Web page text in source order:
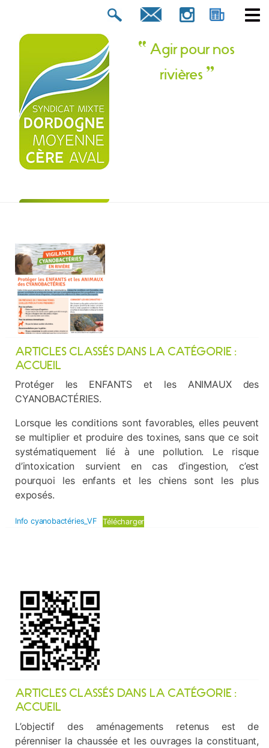
Agir pour nos
rivières
Rechercher :
ARTICLES CLASSÉS DANS LA CATÉGORIE :
ACCUEIL
Protéger les ENFANTS et les ANIMAUX des
CYANOBACTÉRIES.
Lorsque les conditions sont favorables, elles peuvent
se multiplier et produire des toxines, sans que ce soit
systématiquement lié à une pollution. Le risque
d’intoxication survient en cas d’ingestion, c’est
pourquoi les enfants et les chiens sont les plus
exposés.
Info cyanobactéries_VF Télécharger
ARTICLES CLASSÉS DANS LA CATÉGORIE :
ACCUEIL
L’objectif des aménagements retenus est de
pérenniser la chaussée et les ouvrages la constituant,